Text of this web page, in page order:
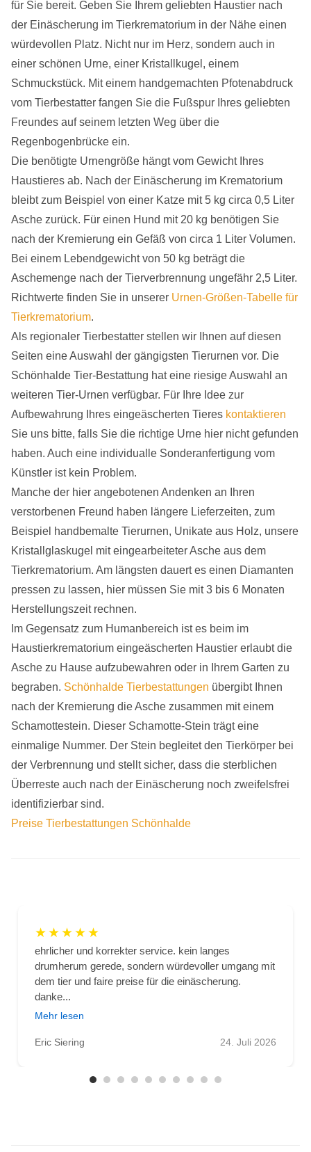
für Sie bereit. Geben Sie Ihrem geliebten Haustier nach
der Einäscherung im Tierkrematorium in der Nähe einen
würdevollen Platz. Nicht nur im Herz, sondern auch in
einer schönen Urne, einer Kristallkugel, einem
Schmuckstück. Mit einem handgemachten Pfotenabdruck
vom Tierbestatter fangen Sie die Fußspur Ihres geliebten
Freundes auf seinem letzten Weg über die
Regenbogenbrücke ein.
Die benötigte Urnengröße hängt vom Gewicht Ihres
Haustieres ab. Nach der Einäscherung im Krematorium
bleibt zum Beispiel von einer Katze mit 5 kg circa 0,5 Liter
Asche zurück. Für einen Hund mit 20 kg benötigen Sie
nach der Kremierung ein Gefäß von circa 1 Liter Volumen.
Bei einem Lebendgewicht von 50 kg beträgt die
Aschemenge nach der Tierverbrennung ungefähr 2,5 Liter.
Richtwerte finden Sie in unserer Urnen-Größen-Tabelle für
Tierkrematorium.
Als regionaler Tierbestatter stellen wir Ihnen auf diesen
Seiten eine Auswahl der gängigsten Tierurnen vor. Die
Schönhalde Tier-Bestattung hat eine riesige Auswahl an
weiteren Tier-Urnen verfügbar. Für Ihre Idee zur
Aufbewahrung Ihres eingeäscherten Tieres kontaktieren
Sie uns bitte, falls Sie die richtige Urne hier nicht gefunden
haben. Auch eine individualle Sonderanfertigung vom
Künstler ist kein Problem.
Manche der hier angebotenen Andenken an Ihren
verstorbenen Freund haben längere Lieferzeiten, zum
Beispiel handbemalte Tierurnen, Unikate aus Holz, unsere
Kristallglaskugel mit eingearbeiteter Asche aus dem
Tierkrematorium. Am längsten dauert es einen Diamanten
pressen zu lassen, hier müssen Sie mit 3 bis 6 Monaten
Herstellungszeit rechnen.
Im Gegensatz zum Humanbereich ist es beim im
Haustierkrematorium eingeäscherten Haustier erlaubt die
Asche zu Hause aufzubewahren oder in Ihrem Garten zu
begraben. Schönhalde Tierbestattungen übergibt Ihnen
nach der Kremierung die Asche zusammen mit einem
Schamottestein. Dieser Schamotte-Stein trägt eine
einmalige Nummer. Der Stein begleitet den Tierkörper bei
der Verbrennung und stellt sicher, dass die sterblichen
Überreste auch nach der Einäscherung noch zweifelsfrei
identifizierbar sind.
Preise Tierbestattungen Schönhalde
★★★★★
ehrlicher und korrekter service. kein langes
drumherum gerede, sondern würdevoller umgang mit
dem tier und faire preise für die einäscherung.
danke...
Mehr lesen
Eric Siering 24. Juli 2026